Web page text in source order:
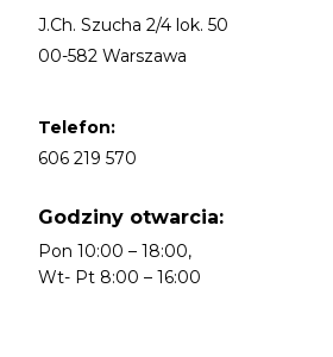
J.Ch. Szucha 2/4 lok. 50
00-582 Warszawa
Telefon:
606 219 570
Godziny otwarcia:
Pon 10:00 – 18:00,
Wt- Pt 8:00 – 16:00